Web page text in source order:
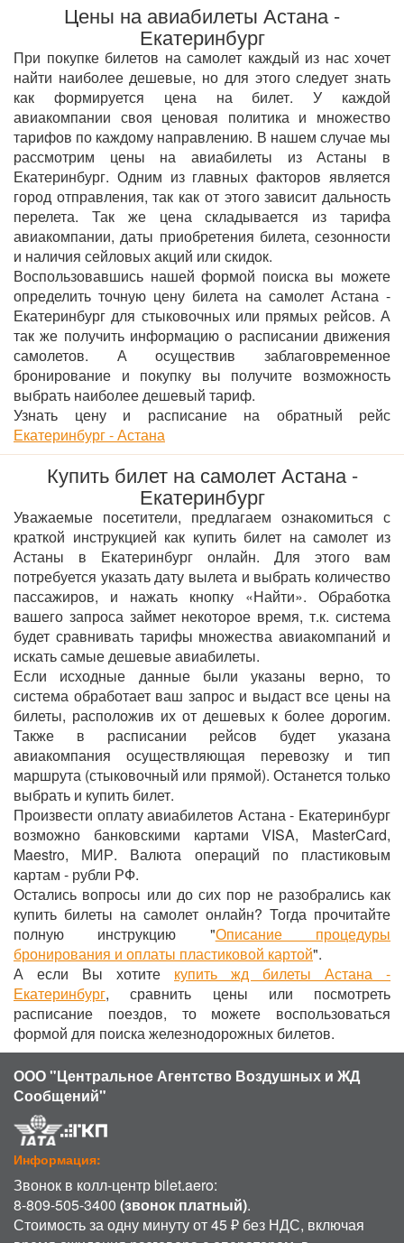
Цены на авиабилеты Астана -
Екатеринбург
При покупке билетов на самолет каждый из нас хочет
найти наиболее дешевые, но для этого следует знать
как формируется цена на билет. У каждой
авиакомпании своя ценовая политика и множество
тарифов по каждому направлению. В нашем случае мы
рассмотрим цены на авиабилеты из Астаны в
Екатеринбург. Одним из главных факторов является
город отправления, так как от этого зависит дальность
перелета. Так же цена складывается из тарифа
авиакомпании, даты приобретения билета, сезонности
и наличия сейловых акций или скидок.
Воспользовавшись нашей формой поиска вы можете
определить точную цену билета на самолет Астана -
Екатеринбург для стыковочных или прямых рейсов. А
так же получить информацию о расписании движения
самолетов. А осуществив заблаговременное
бронирование и покупку вы получите возможность
выбрать наиболее дешевый тариф.
Узнать цену и расписание на обратный рейс
Екатеринбург - Астана
Купить билет на самолет Астана -
Екатеринбург
Уважаемые посетители, предлагаем ознакомиться с
краткой инструкцией как купить билет на самолет из
Астаны в Екатеринбург онлайн. Для этого вам
потребуется указать дату вылета и выбрать количество
пассажиров, и нажать кнопку «Найти». Обработка
вашего запроса займет некоторое время, т.к. система
будет сравнивать тарифы множества авиакомпаний и
искать самые дешевые авиабилеты.
Если исходные данные были указаны верно, то
система обработает ваш запрос и выдаст все цены на
билеты, расположив их от дешевых к более дорогим.
Также в расписании рейсов будет указана
авиакомпания осуществляющая перевозку и тип
маршрута (стыковочный или прямой). Останется только
выбрать и купить билет.
Произвести оплату авиабилетов Астана - Екатеринбург
возможно банковскими картами VISA, MasterCard,
Maestro, МИР. Валюта операций по пластиковым
картам - рубли РФ.
Остались вопросы или до сих пор не разобрались как
купить билеты на самолет онлайн? Тогда прочитайте
полную инструкцию "Описание процедуры
бронирования и оплаты пластиковой картой".
А если Вы хотите купить жд билеты Астана -
Екатеринбург, сравнить цены или посмотреть
расписание поездов, то можете воспользоваться
формой для поиска железнодорожных билетов.
ООО "Центральное Агентство Воздушных и ЖД
Сообщений"
Информация:
Звонок в колл-центр bilet.aero:
8-809-505-3400 (звонок платный).
Стоимость за одну минуту от 45 ₽ без НДС, включая